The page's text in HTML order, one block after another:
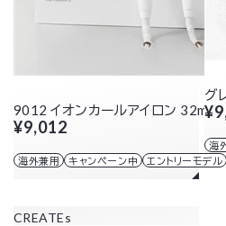
9012 イオンカールアイロン 32mm
¥9,012
海外兼用 キャンペーン中 エントリーモデル
グ
海
CREATEs